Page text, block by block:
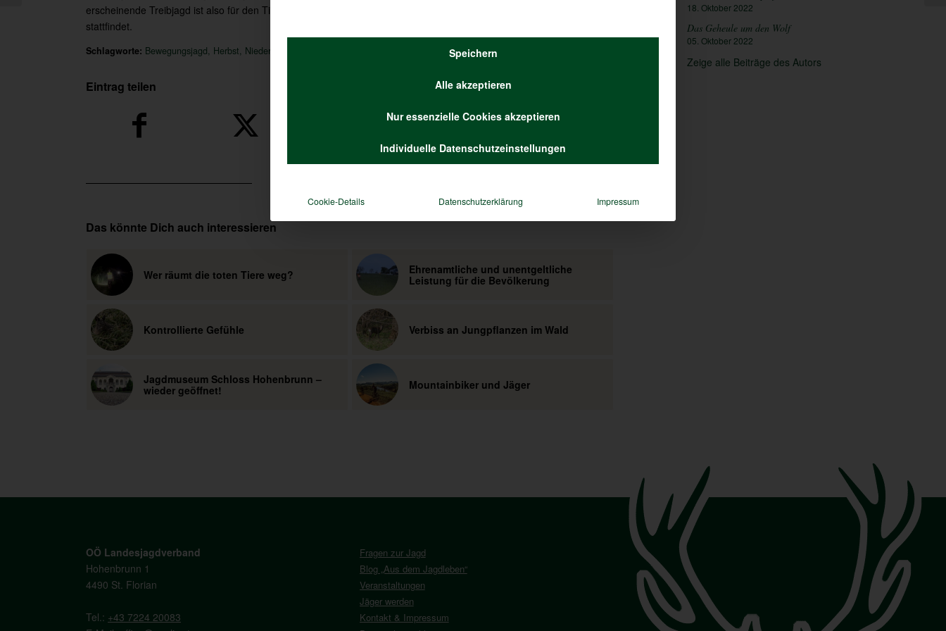
erscheinende Treibjagd ist also für den Tierbestand nicht so schlimm, da sie nur einmal im Jahr im selben Gebiet
stattfindet.
Schlagworte: Bewegungsjagd, Herbst, Niederwild
Eintrag teilen
Das könnte Dich auch interessieren
Wer räumt die toten Tiere weg?
Ehrenamtliche und unentgeltliche
Leistung für die Bevölkerung
Kontrollierte Gefühle Verbiss an Jungpflanzen im Wald
Jagdmuseum Schloss Hohenbrunn –
wieder geöffnet!
Mountainbiker und Jäger
18. Oktober 2022
Das Geheule um den Wolf
05. Oktober 2022
Zeige alle Beiträge des Autors
OÖ Landesjagdverband
Hohenbrunn 1
4490 St. Florian
Tel.: +43 7224 20083
Fragen zur Jagd
Blog „Aus dem Jagdleben“
Veranstaltungen
Jäger werden
Kontakt & Impressum
Speichern
Alle akzeptieren
Nur essenzielle Cookies akzeptieren
Individuelle Datenschutzeinstellungen
Cookie-Details Datenschutzerklärung Impressum